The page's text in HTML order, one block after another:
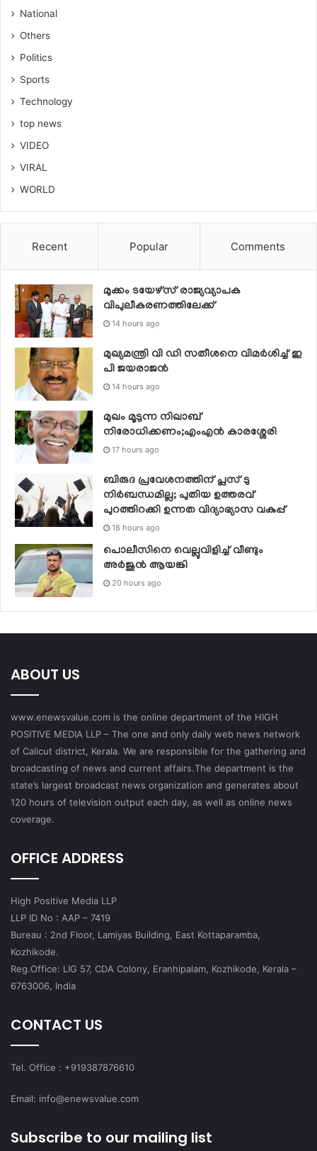
National
Others
Politics
Sports
Technology
top news
VIDEO
VIRAL
WORLD
Recent Popular Comments
മുക്കം ടയേഴ്സ് രാജ്യവ്യാപക
വിപുലീകരണത്തിലേക്ക്
14 hours ago
മുഖ്യമന്ത്രി വി ഡി സതീശനെ വിമര്‍ശിച്ച് ഇ
പി ജയരാജന്‍
14 hours ago
മുഖം മൂടുന്ന നിഖാബ്
നിരോധിക്കണം;എംഎൻ കാരശ്ശേരി
17 hours ago
ബിരുദ പ്രവേശനത്തിന് പ്ലസ് ടു
നിര്‍ബന്ധമില്ല; പുതിയ ഉത്തരവ്
പുറത്തിറക്കി ഉന്നത വിദ്യാഭ്യാസ വകുപ്പ്
18 hours ago
പൊലീസിനെ വെല്ലുവിളിച്ച് വീണ്ടും
അർജുൻ ആയങ്കി
20 hours ago
ABOUT US
www.enewsvalue.com is the online department of the HIGH
POSITIVE MEDIA LLP – The one and only daily web news network
of Calicut district, Kerala. We are responsible for the gathering and
broadcasting of news and current affairs.The department is the
state’s largest broadcast news organization and generates about
120 hours of television output each day, as well as online news
coverage.
OFFICE ADDRESS
High Positive Media LLP
LLP ID No : AAP – 7419
Bureau : 2nd Floor, Lamiyas Building, East Kottaparamba,
Kozhikode.
Reg.Office: LIG 57, CDA Colony, Eranhipalam, Kozhikode, Kerala –
6763006, India
CONTACT US
Tel. Office : +919387876610
Email: info@enewsvalue.com
Subscribe to our mailing list